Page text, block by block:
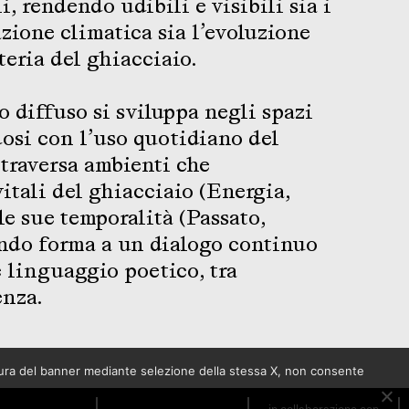
rendendo udibili e visibili sia i
climatica sia l’evoluzione
del ghiacciaio.
diffuso si sviluppa negli spazi
con l’uso quotidiano del
ambienti che
del ghiacciaio (Energia,
sue temporalità (Passato,
forma a un dialogo continuo
poetico, tra
del banner mediante selezione della stessa X, non consente